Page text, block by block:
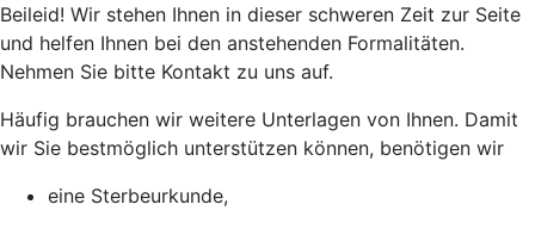
Beileid! Wir stehen Ihnen in dieser schweren Zeit zur Seite
und helfen Ihnen bei den anstehenden Formalitäten.
Nehmen Sie bitte Kontakt zu uns auf.
Häufig brauchen wir weitere Unterlagen von Ihnen. Damit
wir Sie bestmöglich unterstützen können, benötigen wir
eine Sterbeurkunde,